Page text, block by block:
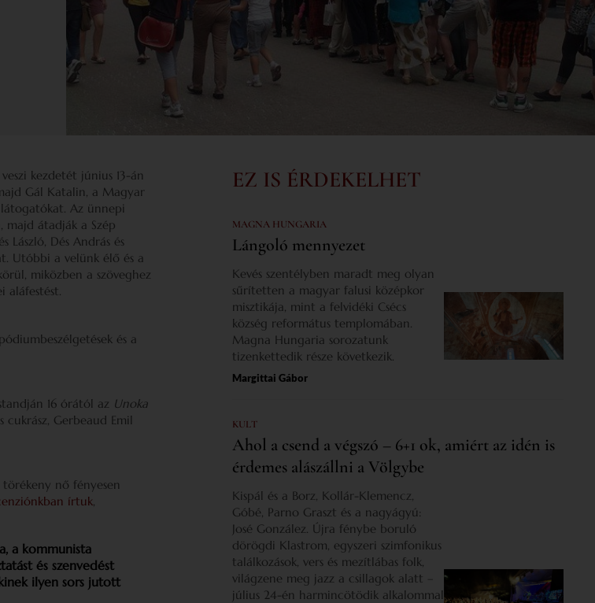
kezdetét június 13-án
Gál Katalin, a Magyar
Az ünnepi
átadják a Szép
Dés András és
Utóbbi a velünk élő és a
miközben a szöveghez
aláfestést.
és a
16 órától az Unoka
Gerbeaud Emil
nő fényesen
írtuk,
a kommunista
és szenvedést
ilyen sors jutott
EZ IS ÉRDEKELHET
MAGNA HUNGARIA
Lángoló mennyezet
Kevés szentélyben maradt meg olyan
sűrítetten a magyar falusi középkor
misztikája, mint a felvidéki Csécs
község református templomában.
Magna Hungaria sorozatunk
tizenkettedik része következik.
Margittai Gábor
KULT
Ahol a csend a végszó – 6+1 ok, amiért az idén is
érdemes alászállni a Völgybe
Kispál és a Borz, Kollár-Klemencz,
Góbé, Parno Graszt és a nagyágyú:
José González. Újra fénybe boruló
dörögdi Klastrom, egyszeri szimfonikus
találkozások, vers és mezítlábas folk,
világzene meg jazz a csillagok alatt –
július 24-én harmincötödik alkalommal